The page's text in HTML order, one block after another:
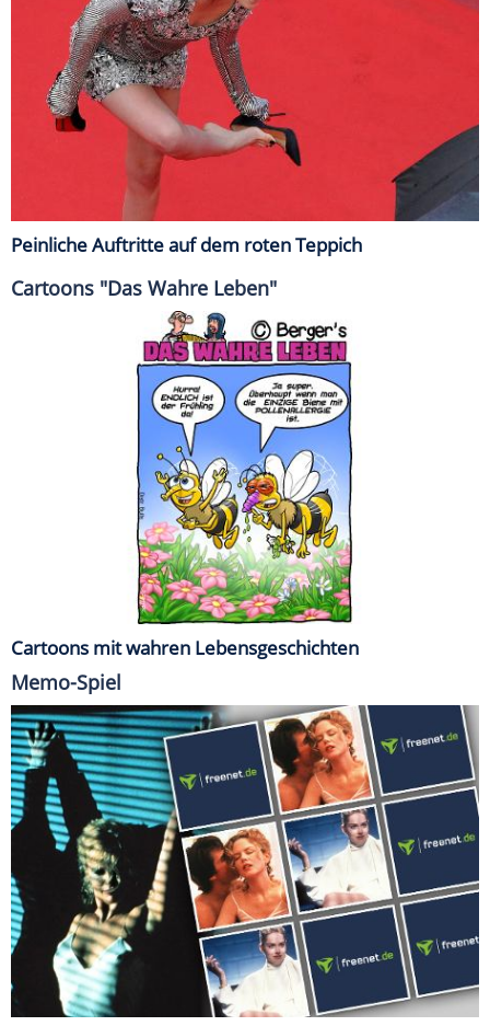
Peinliche Auftritte auf dem roten Teppich
Cartoons "Das Wahre Leben"
Cartoons mit wahren Lebensgeschichten
Memo-Spiel